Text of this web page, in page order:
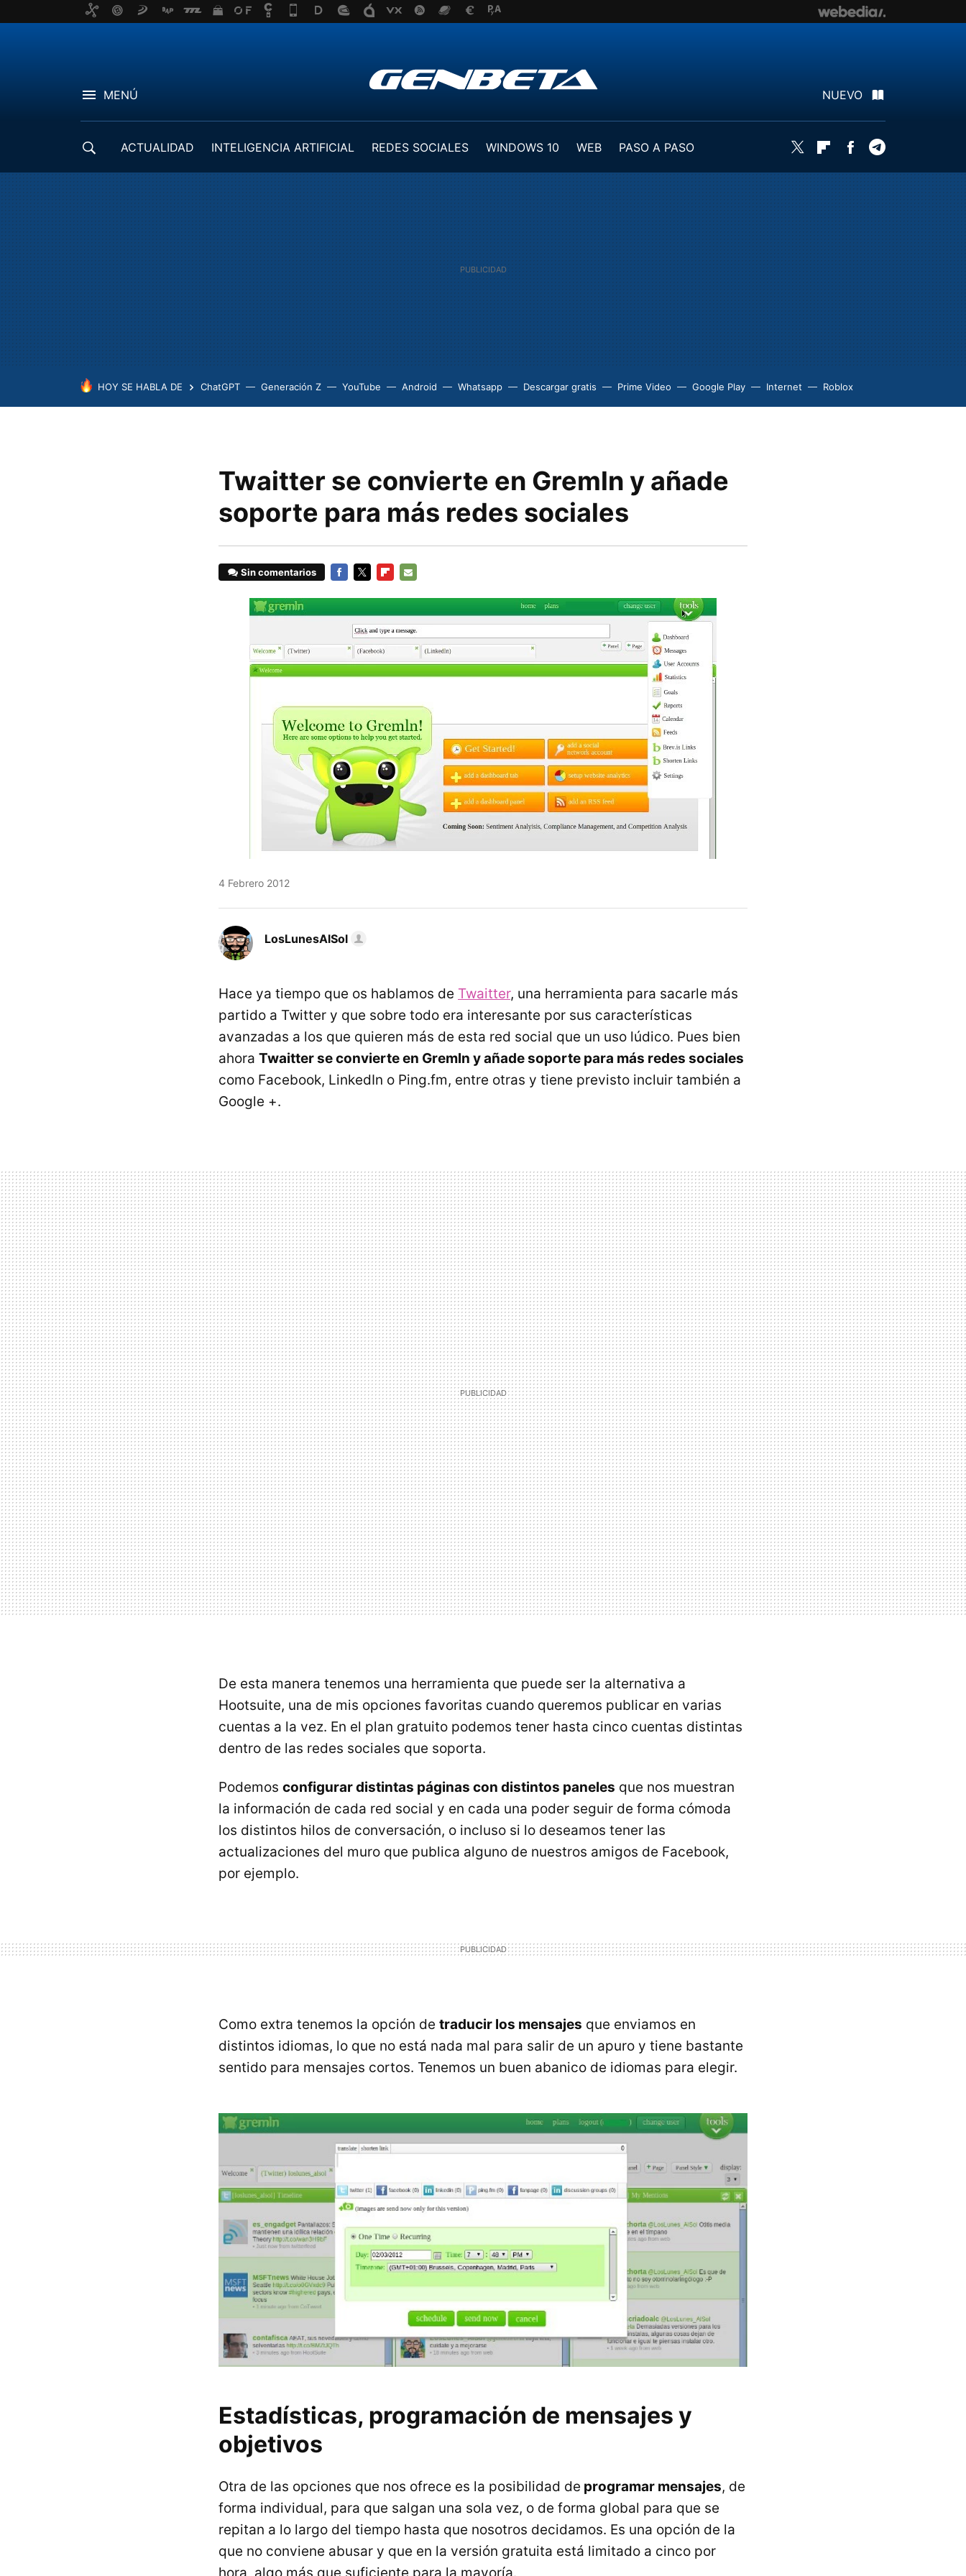
MENÚ NUEVO
ACTUALIDAD INTELIGENCIA ARTIFICIAL REDES SOCIALES WINDOWS 10 WEB
PASO A PASO
Twitter FlipboardFacebook
HOY SE HABLA DE ChatGPT Generación Z YouTube Android Whatsapp Descargar gratis Prime Video Google Play Internet Roblox
Twaitter se convierte en Gremln y añade
soporte para más redes sociales
Sin comentarios
4 Febrero 2012
LosLunesAlSol
Hace ya tiempo que os hablamos de Twaitter, una herramienta para sacarle más
partido a Twitter y que sobre todo era interesante por sus características
avanzadas a los que quieren más de esta red social que un uso lúdico. Pues bien
ahora Twaitter se convierte en Gremln y añade soporte para más redes sociales
como Facebook, LinkedIn o Ping.fm, entre otras y tiene previsto incluir también a
Google +.
De esta manera tenemos una herramienta que puede ser la alternativa a
Hootsuite, una de mis opciones favoritas cuando queremos publicar en varias
cuentas a la vez. En el plan gratuito podemos tener hasta cinco cuentas distintas
dentro de las redes sociales que soporta.
Podemos configurar distintas páginas con distintos paneles que nos muestran
la información de cada red social y en cada una poder seguir de forma cómoda
los distintos hilos de conversación, o incluso si lo deseamos tener las
actualizaciones del muro que publica alguno de nuestros amigos de Facebook,
por ejemplo.
Como extra tenemos la opción de traducir los mensajes que enviamos en
distintos idiomas, lo que no está nada mal para salir de un apuro y tiene bastante
sentido para mensajes cortos. Tenemos un buen abanico de idiomas para elegir.
Estadísticas, programación de mensajes y
objetivos
Otra de las opciones que nos ofrece es la posibilidad de programar mensajes, de
forma individual, para que salgan una sola vez, o de forma global para que se
repitan a lo largo del tiempo hasta que nosotros decidamos. Es una opción de la
que no conviene abusar y que en la versión gratuita está limitado a cinco por